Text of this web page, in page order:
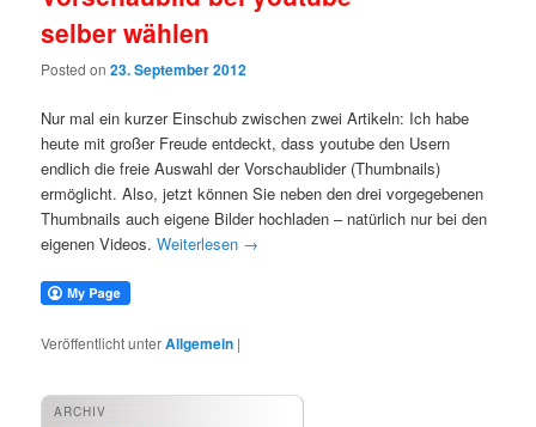
selber wählen
Posted on23. September 2012
Nur mal ein kurzer Einschub zwischen zwei Artikeln: Ich habe
heute mit großer Freude entdeckt, dass youtube den Usern
endlich die freie Auswahl der Vorschaublider (Thumbnails)
ermöglicht. Also, jetzt können Sie neben den drei vorgegebenen
Thumbnails auch eigene Bilder hochladen – natürlich nur bei den
eigenen Videos.Weiterlesen →
Veröffentlicht unterAllgemein |
ARCHIV